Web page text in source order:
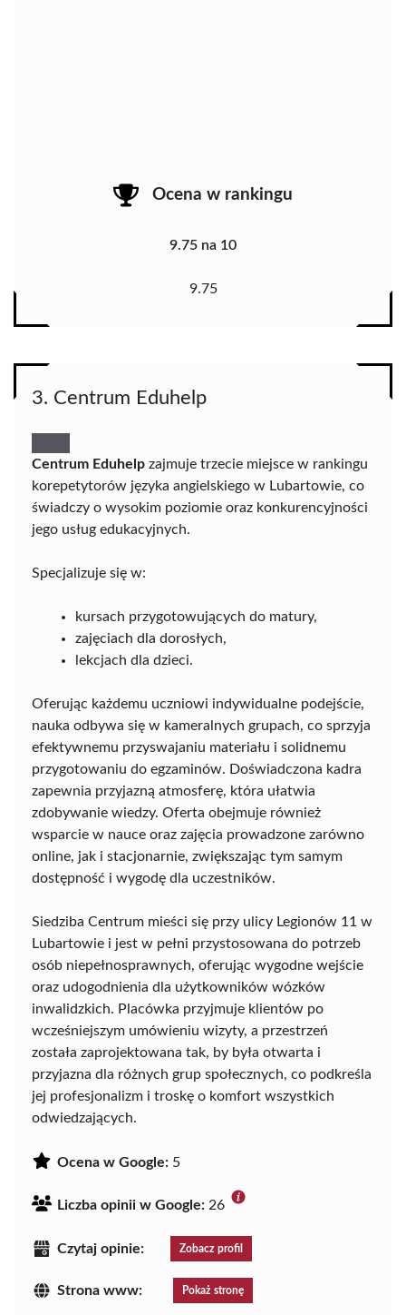
Ocena w rankingu
9.75 na 10
9.75
3. Centrum Eduhelp
Centrum Eduhelp zajmuje trzecie miejsce w rankingu
korepetytorów języka angielskiego w Lubartowie, co
świadczy o wysokim poziomie oraz konkurencyjności
jego usług edukacyjnych.
Specjalizuje się w:
kursach przygotowujących do matury,
zajęciach dla dorosłych,
lekcjach dla dzieci.
Oferując każdemu uczniowi indywidualne podejście,
nauka odbywa się w kameralnych grupach, co sprzyja
efektywnemu przyswajaniu materiału i solidnemu
przygotowaniu do egzaminów. Doświadczona kadra
zapewnia przyjazną atmosferę, która ułatwia
zdobywanie wiedzy. Oferta obejmuje również
wsparcie w nauce oraz zajęcia prowadzone zarówno
online, jak i stacjonarnie, zwiększając tym samym
dostępność i wygodę dla uczestników.
Siedziba Centrum mieści się przy ulicy Legionów 11 w
Lubartowie i jest w pełni przystosowana do potrzeb
osób niepełnosprawnych, oferując wygodne wejście
oraz udogodnienia dla użytkowników wózków
inwalidzkich. Placówka przyjmuje klientów po
wcześniejszym umówieniu wizyty, a przestrzeń
została zaprojektowana tak, by była otwarta i
przyjazna dla różnych grup społecznych, co podkreśla
jej profesjonalizm i troskę o komfort wszystkich
odwiedzających.
Ocena w Google: 5
Liczba opinii w Google: 26
Czytaj opinie: Zobacz profil
Strona www: Pokaż stronę